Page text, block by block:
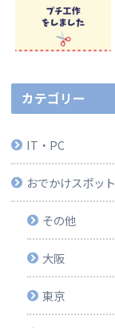
カテゴリー
IT・PC
おでかけスポット
その他
大阪
東京